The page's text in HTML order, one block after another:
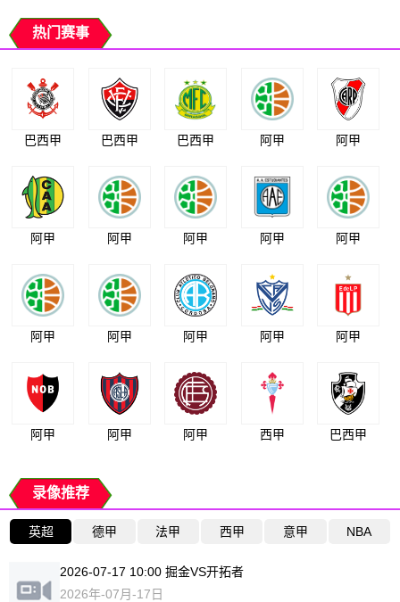
热门赛事
巴西甲 巴西甲 巴西甲 阿甲 阿甲
阿甲 阿甲 阿甲 阿甲 阿甲
阿甲 阿甲 阿甲 阿甲 阿甲
阿甲 阿甲 阿甲 西甲 巴西甲
录像推荐
英超 德甲 法甲 西甲 意甲 NBA
2026-07-17 10:00 掘金VS开拓者
2026年-07月-17日